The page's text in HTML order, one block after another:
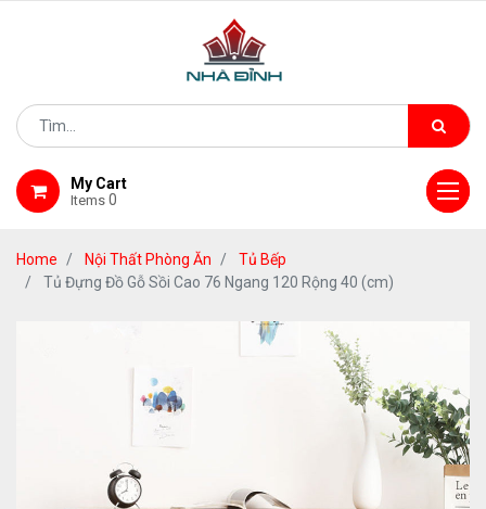
My Cart
Items 0
Home Nội Thất Phòng Ăn
Tủ Bếp
Tủ Đựng Đồ Gỗ Sồi Cao 76 Ngang 120 Rộng 40 (cm)